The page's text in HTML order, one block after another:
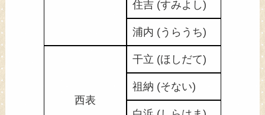
住吉 (すみよし)
浦内 (うらうち)
西表
干立 (ほしだて)
祖納 (そない)